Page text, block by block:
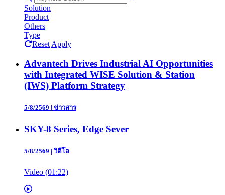
Solution
Product
Others
Type
Reset Apply
Advantech Drives Industrial AI Opportunities
with Integrated WISE Solution & Station
(IWS) Platform Strategy
5/8/2569 | ข่าวสาร
SKY-8 Series, Edge Sever
5/8/2569 |วิดีโอ
Video (01:22)